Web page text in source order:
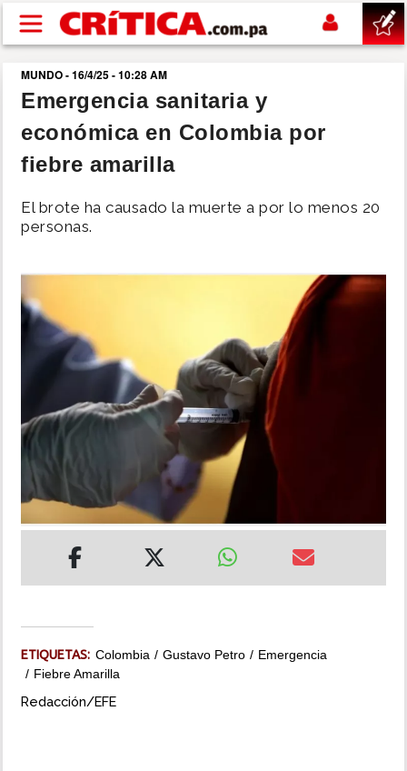
Pasar al contenido principal
buscar
SUCESOS
POLÍTICA
DEPORTES
INSÓLITAS
MULTIMEDIA
MUNDO - 16/4/25 - 10:28 AM
Emergencia sanitaria y
económica en Colombia por
fiebre amarilla
El brote ha causado la muerte a por lo menos 20
personas.
ETIQUETAS: Colombia Gustavo Petro
Emergencia
Fiebre Amarilla
Redacción/EFE